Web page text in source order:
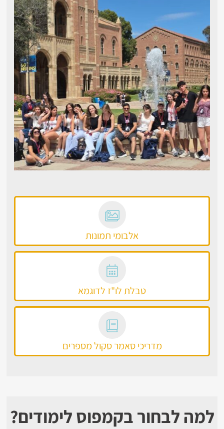
אלבומי תמונות
טבלת לו"ז לדוגמא
מדריכי סאמר סקול מספרים
למה לבחור בקמפוס לימודים?